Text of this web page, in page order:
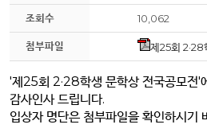
조회수 10,062
첨부파일 제25회
'제25회 2·28학생 문학상 전국공모전'
감사인사 드립니다.
입상자 명단은 첨부파일을 확인하시기